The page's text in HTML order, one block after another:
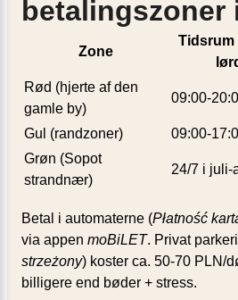
betalingszoner
Zone
Tidsrum
Rød (hjerte af den
gamle by)
09:00-
Gul (randzoner) 09:00-
Grøn (Sopot
strandnær)
24/7 i juli-
Betal i automaterne (Płatność
via appen moBiLET. Privat
strzeżony) koster ca. 50-70 PLN/
billigere end bøder + stress.